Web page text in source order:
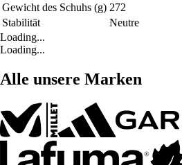
Gewicht des Schuhs (g) 272
Stabilität
Neutre
Loading...
Loading...
Alle unsere Marken